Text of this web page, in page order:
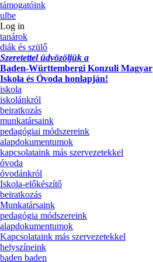
támogatóink
ulbe
Log in
tanárok
diák és szülő
Szeretettel üdvözöljük a
Baden-Württembergi Konzuli Magyar
Iskola és Óvoda honlapján!
iskola
iskolánkról
beiratkozás
munkatársaink
pedagógiai módszereink
alapdokumentumok
kapcsolataink más szervezetekkel
óvoda
óvodánkról
Iskola-előkészítő
beiratkozás
Munkatársaink
pedagógia módszereink
alapdokumentumok
Kapcsolataink más szervezetekkel
helyszíneink
baden baden